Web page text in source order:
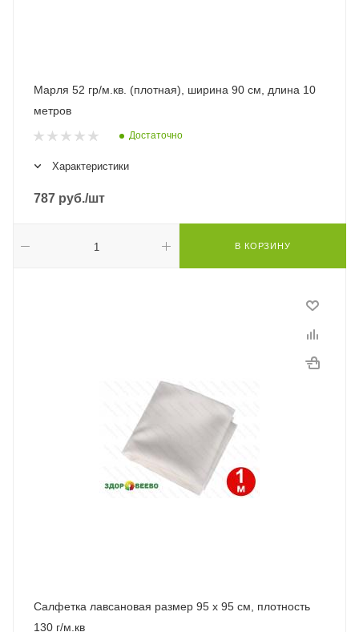
Марля 52 гр/м.кв. (плотная), ширина 90 см, длина 10
метров
Достаточно
Характеристики
787 руб./шт
В КОРЗИНУ
Салфетка лавсановая размер 95 х 95 см, плотность
130 г/м.кв